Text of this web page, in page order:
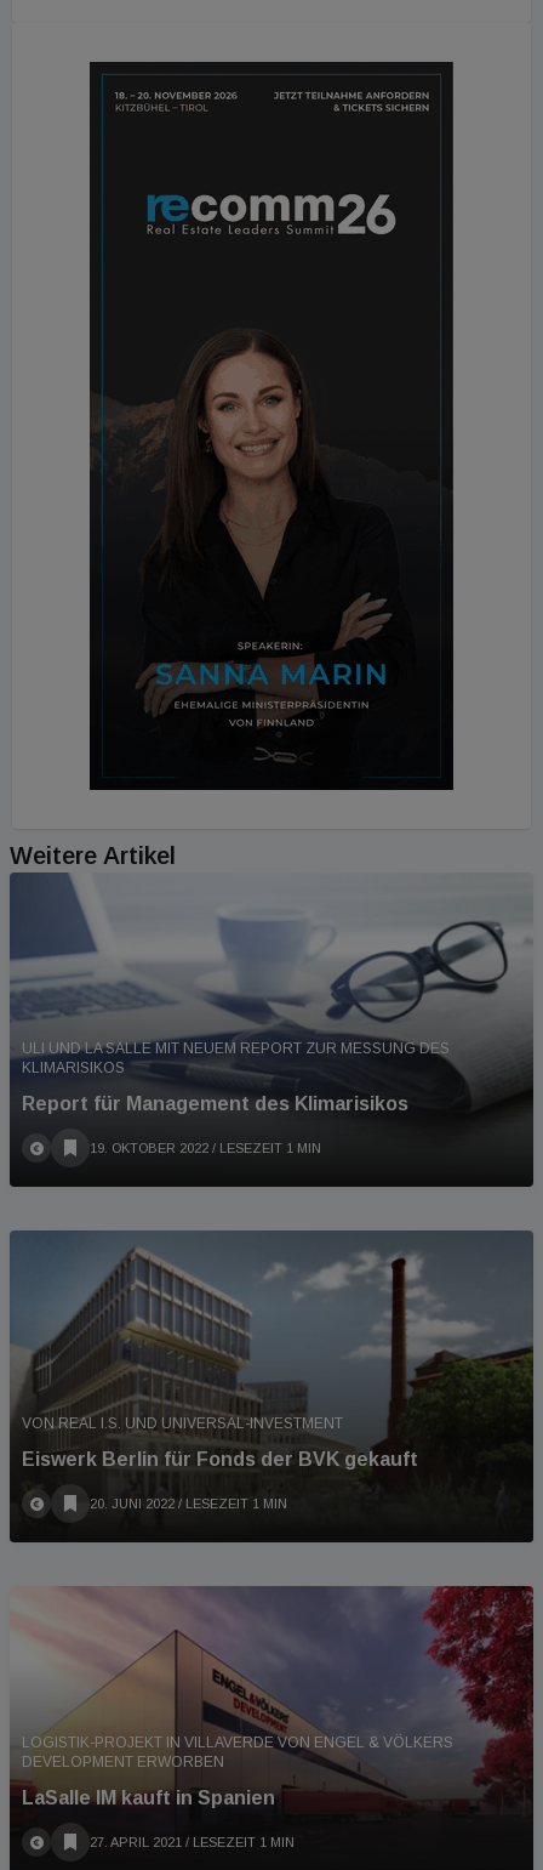
Weitere Artikel
ULI UND LA SALLE MIT NEUEM REPORT ZUR MESSUNG DES
KLIMARISIKOS
Report für Management des Klimarisikos
19. OKTOBER 2022 / LESEZEIT 1 MIN
VON REAL I.S. UND UNIVERSAL-INVESTMENT
Eiswerk Berlin für Fonds der BVK gekauft
20. JUNI 2022 / LESEZEIT 1 MIN
LOGISTIK-PROJEKT IN VILLAVERDE VON ENGEL & VÖLKERS
DEVELOPMENT ERWORBEN
LaSalle IM kauft in Spanien
27. APRIL 2021 / LESEZEIT 1 MIN